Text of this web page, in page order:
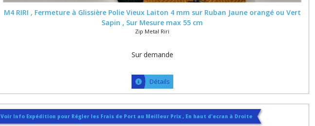
M4 RIRI , Fermeture à Glissière Polie Vieux Laiton 4 mm sur Ruban Jaune orangé ou Vert
Sapin , Sur Mesure max 55 cm
Zip Metal Riri
Sur demande
Détails
Voir Info Expédition pour Régler les Frais de Port au Meilleur Prix , En haut d'ecran à Droite